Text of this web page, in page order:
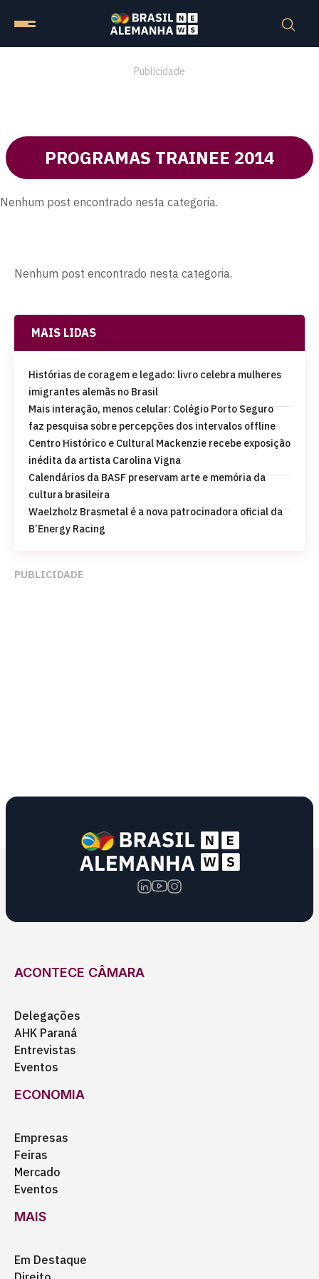
Publicidade
PROGRAMAS TRAINEE 2014
Nenhum post encontrado nesta categoria.
Nenhum post encontrado nesta categoria.
MAIS LIDAS
Histórias de coragem e legado: livro celebra mulheres
imigrantes alemãs no Brasil
Mais interação, menos celular: Colégio Porto Seguro
faz pesquisa sobre percepções dos intervalos offline
Centro Histórico e Cultural Mackenzie recebe exposição
inédita da artista Carolina Vigna
Calendários da BASF preservam arte e memória da
cultura brasileira
Waelzholz Brasmetal é a nova patrocinadora oficial da
B’Energy Racing
PUBLICIDADE
ACONTECE CÂMARA
Delegações
AHK Paraná
Entrevistas
Eventos
ECONOMIA
Empresas
Feiras
Mercado
Eventos
MAIS
Em Destaque